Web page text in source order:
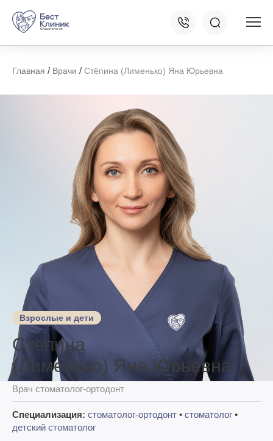
Главная / Врачи / Стёпина (Лименько) Яна Юрьевна
Взрослые и дети
Стёпина
(Лименько) Яна Юрьевна
Врач стоматолог-ортодонт
Специализация: стоматолог-ортодонт • стоматолог •
детский стоматолог